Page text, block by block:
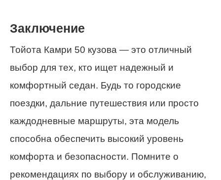
Заключение
Тойота Камри 50 кузова — это отличный
выбор для тех, кто ищет надежный и
комфортный седан. Будь то городские
поездки, дальние путешествия или просто
каждодневные маршруты, эта модель
способна обеспечить высокий уровень
комфорта и безопасности. Помните о
рекомендациях по выбору и обслуживанию,